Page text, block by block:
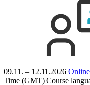
09.11. – 12.11.2026
Time (GMT) Course